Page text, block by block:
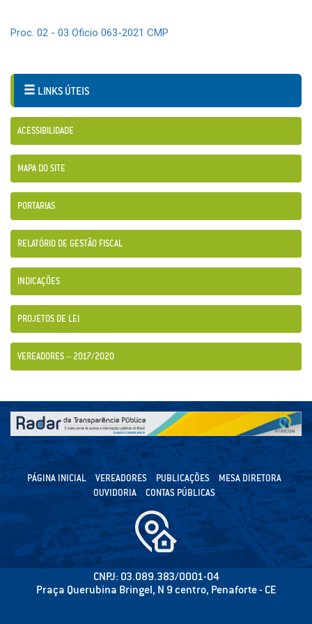
Proc. 02 - 03 Oficio 063-2021 CMP
LINKS ÚTEIS
ACESSIBILIDADE
MAPA DO SITE
PORTARIAS
RELATÓRIO DE GESTÃO FISCAL
INDICAÇÕES
PROJETOS DE LEI
VEREADORES – 2017/2020
PÁGINA INICIAL VEREADORES PUBLICAÇÕES
MESA DIRETORA
OUVIDORIA
CONTAS PÚBLICAS
CNPJ: 03.089.383/0001-04
Praça Querubina Bringel, N 9 centro, Penaforte - CE